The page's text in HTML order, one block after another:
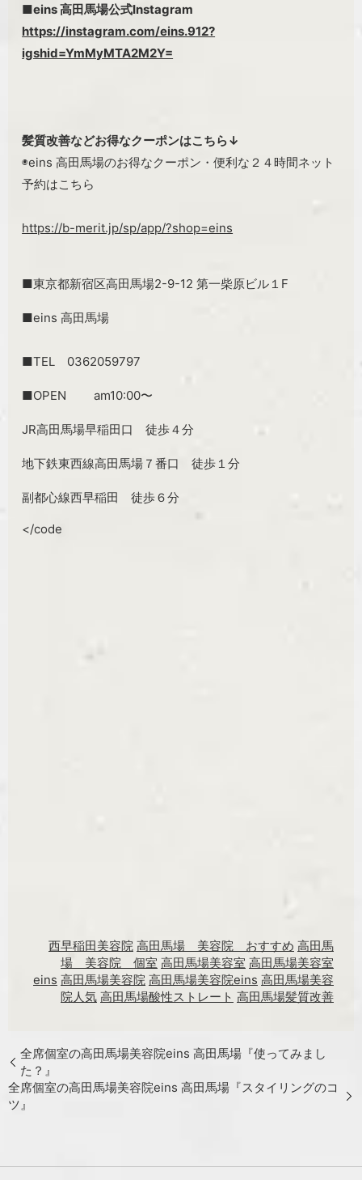
■eins 高田馬場公式Instagram
https://instagram.com/eins.912?
igshid=YmMyMTA2M2Y=
髪質改善などお得なクーポンはこちら↓
◉eins 高田馬場のお得なクーポン・便利な２４時間ネット
予約はこちら
https://b-merit.jp/sp/app/?shop=eins
■東京都新宿区高田馬場2-9-12 第一柴原ビル１F
■eins 高田馬場
■TEL 0362059797
■OPEN am10:00〜
JR高田馬場早稲田口 徒歩４分
地下鉄東西線高田馬場７番口 徒歩１分
副都心線西早稲田 徒歩６分
</code
西早稲田美容院 高田馬場 美容院 おすすめ 高田馬
場 美容院 個室 高田馬場美容室 高田馬場美容室
eins 高田馬場美容院 高田馬場美容院eins 高田馬場美容
院人気 高田馬場酸性ストレート 高田馬場髪質改善
全席個室の高田馬場美容院eins 高田馬場『使ってみまし
た？』
全席個室の高田馬場美容院eins 高田馬場『スタイリングのコ
ツ』